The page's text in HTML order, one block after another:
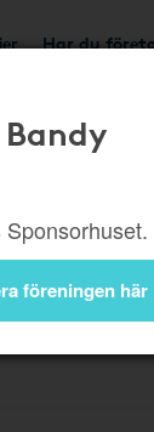
Har du
föreningen här
är det viktigt
Skapa då
inte